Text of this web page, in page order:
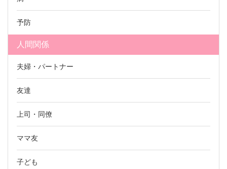
予防
人間関係
夫婦・パートナー
友達
上司・同僚
ママ友
子ども